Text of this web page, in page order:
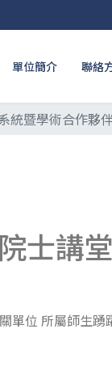
單位簡介 聯絡
暨學術合作夥伴
士講堂
單位 所屬師生